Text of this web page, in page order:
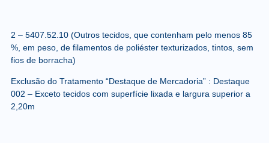
2 – 5407.52.10(Outros tecidos, que contenham pelo menos 85
%, em peso, de filamentos de poliéster texturizados, tintos, sem
fios de borracha)
Exclusão do Tratamento “Destaque de Mercadoria” : Destaque
002 – Exceto tecidos com superfície lixada e largura superior a
2,20m